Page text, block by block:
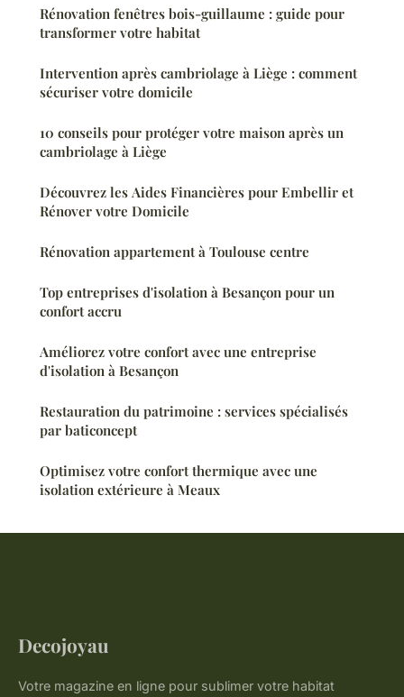
Rénovation fenêtres bois-guillaume : guide pour
transformer votre habitat
Intervention après cambriolage à Liège : comment
sécuriser votre domicile
10 conseils pour protéger votre maison après un
cambriolage à Liège
Découvrez les Aides Financières pour Embellir et
Rénover votre Domicile
Rénovation appartement à Toulouse centre
Top entreprises d'isolation à Besançon pour un
confort accru
Améliorez votre confort avec une entreprise
d'isolation à Besançon
Restauration du patrimoine : services spécialisés
par baticoncept
Optimisez votre confort thermique avec une
isolation extérieure à Meaux
Decojoyau
Votre magazine en ligne pour sublimer votre habitat